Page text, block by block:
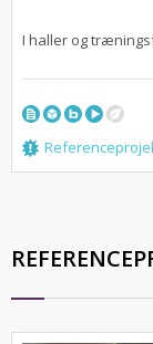
I haller og